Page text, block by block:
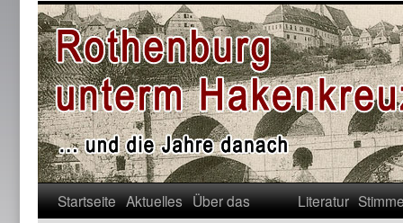
Startseite Aktuelles Über das
Literatur